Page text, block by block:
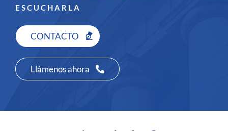
ESCUCHARLA
CONTACTO
Llámenos ahora